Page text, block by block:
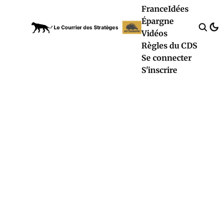
FranceIdées
Épargne
Vidéos
Règles du CDS
Se connecter
S'inscrire